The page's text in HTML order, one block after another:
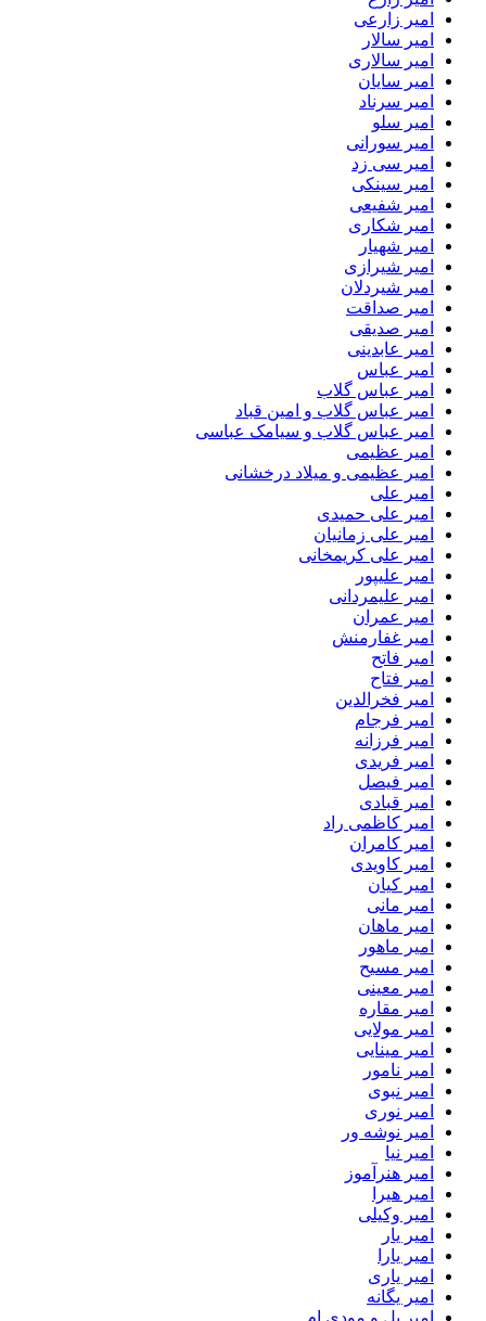
امیر زارعی
امیر سالار
امیر سالاری
امیر سایان
امیر سرناد
امیر سلو
امیر سورانی
امیر سی زد
امیر سینکی
امیر شفیعی
امیر شکاری
امیر شهیار
امیر شیرازی
امیر شیردلان
امیر صداقت
امیر صدیقی
امیر عابدینی
امیر عباس
امیر عباس گلاب
امیر عباس گلاب و امین قباد
امیر عباس گلاب و سیامک عباسی
امیر عظیمی
امیر عظیمی و میلاد درخشانی
امیر علی
امیر علی حمیدی
امیر علی زمانیان
امیر علی کریمخانی
امیر علیپور
امیر علیمردانی
امیر عمران
امیر غفارمنش
امیر فاتح
امیر فتاح
امیر فخرالدین
امیر فرجام
امیر فرزانه
امیر فریدی
امیر فیصل
امیر قبادی
امیر کاظمی راد
امیر کامران
امیر کاویدی
امیر کیان
امیر مانی
امیر ماهان
امیر ماهور
امیر مسیح
امیر معینی
امیر مقاره
امیر مولایی
امیر مینایی
امیر نامور
امیر نبوی
امیر نوری
امیر نوشه ور
امیر نیا
امیر هنرآموز
امیر هیرا
امیر وکیلی
امیر یار
امیر یارا
امیر یاری
امیر یگانه